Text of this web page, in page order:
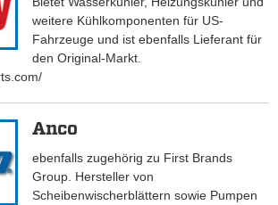
weitere Kühlkomponenten für US-
Fahrzeuge und ist ebenfalls Lieferant für
den Original-Markt.
Anco
ebenfalls zugehörig zu First Brands
Group. Hersteller von
Scheibenwischerblättern sowie Pumpen